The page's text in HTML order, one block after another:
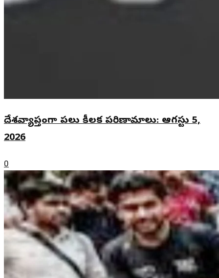
దేశవ్యాప్తంగా పలు కీలక పరిణామాలు: ఆగస్టు 5,
2026
0